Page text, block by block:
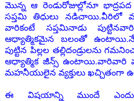
మొన్న ఆ రెండురోజుల్లోనూ
సప్తమి తిధులు నడిచాయి.వీరిలో
వారికంటే సప్తమినాడు
ఆధ్యాత్మికమైన బలంతో
పుట్టిన పిల్లల తల్లిదండ్రులను
ఆధ్యాత్మిక జీన్స్
మహనీయులైన వ్యక్తులు ఖచ్చితంగా
ఈ విషయాన్ని ముందే